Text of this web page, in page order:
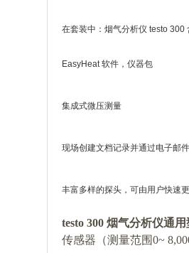
在套装中：烟气分析仪 testo 300
EasyHeat软件，仪器包
集成式微压测量
现场创建文档记录并通过电子邮
丰富多样的探头，可由用户快速
testo 300 烟气分析仪通
传感器（测量范围0~